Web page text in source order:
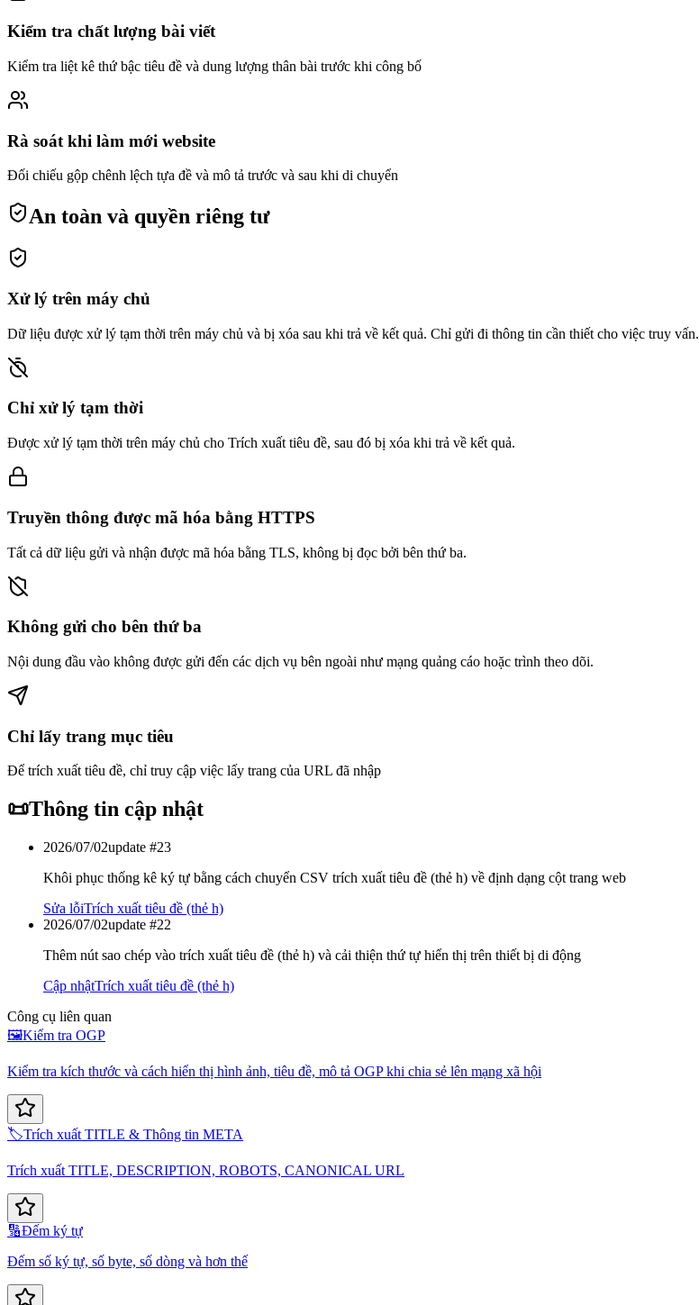
Kiểm tra chất lượng bài viết
Kiểm tra liệt kê thứ bậc tiêu đề và dung lượng thân bài trước khi công bố
Rà soát khi làm mới website
Đối chiếu gộp chênh lệch tựa đề và mô tả trước và sau khi di chuyển
An toàn và quyền riêng tư
Xử lý trên máy chủ
Dữ liệu được xử lý tạm thời trên máy chủ và bị xóa sau khi trả về kết quả. Chỉ gửi đi thông tin cần thiết cho việc truy vấn.
Chỉ xử lý tạm thời
Được xử lý tạm thời trên máy chủ cho Trích xuất tiêu đề, sau đó bị xóa khi trả về kết quả.
Truyền thông được mã hóa bằng HTTPS
Tất cả dữ liệu gửi và nhận được mã hóa bằng TLS, không bị đọc bởi bên thứ ba.
Không gửi cho bên thứ ba
Nội dung đầu vào không được gửi đến các dịch vụ bên ngoài như mạng quảng cáo hoặc trình theo dõi.
Chỉ lấy trang mục tiêu
Để trích xuất tiêu đề, chỉ truy cập việc lấy trang của URL đã nhập
📜Thông tin cập nhật
2026/07/02update #23
Khôi phục thống kê ký tự bằng cách chuyển CSV trích xuất tiêu đề (thẻ h) về định dạng cột trang web
Sửa lỗiTrích xuất tiêu đề (thẻ h)
2026/07/02update #22
Thêm nút sao chép vào trích xuất tiêu đề (thẻ h) và cải thiện thứ tự hiển thị trên thiết bị di động
Cập nhậtTrích xuất tiêu đề (thẻ h)
Công cụ liên quan
🖼️Kiểm tra OGP
Kiểm tra kích thước và cách hiển thị hình ảnh, tiêu đề, mô tả OGP khi chia sẻ lên mạng xã hội
🏷️Trích xuất TITLE & Thông tin META
Trích xuất TITLE, DESCRIPTION, ROBOTS, CANONICAL URL
🔢Đếm ký tự
Đếm số ký tự, số byte, số dòng và hơn thế